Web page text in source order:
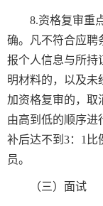
8.资格复审重
确。凡不符合应聘
报个人信息与所持
明材料的，以及未
加资格复审的，取
由高到低的顺序进
补后达不到3：1比
员。
（三）面试